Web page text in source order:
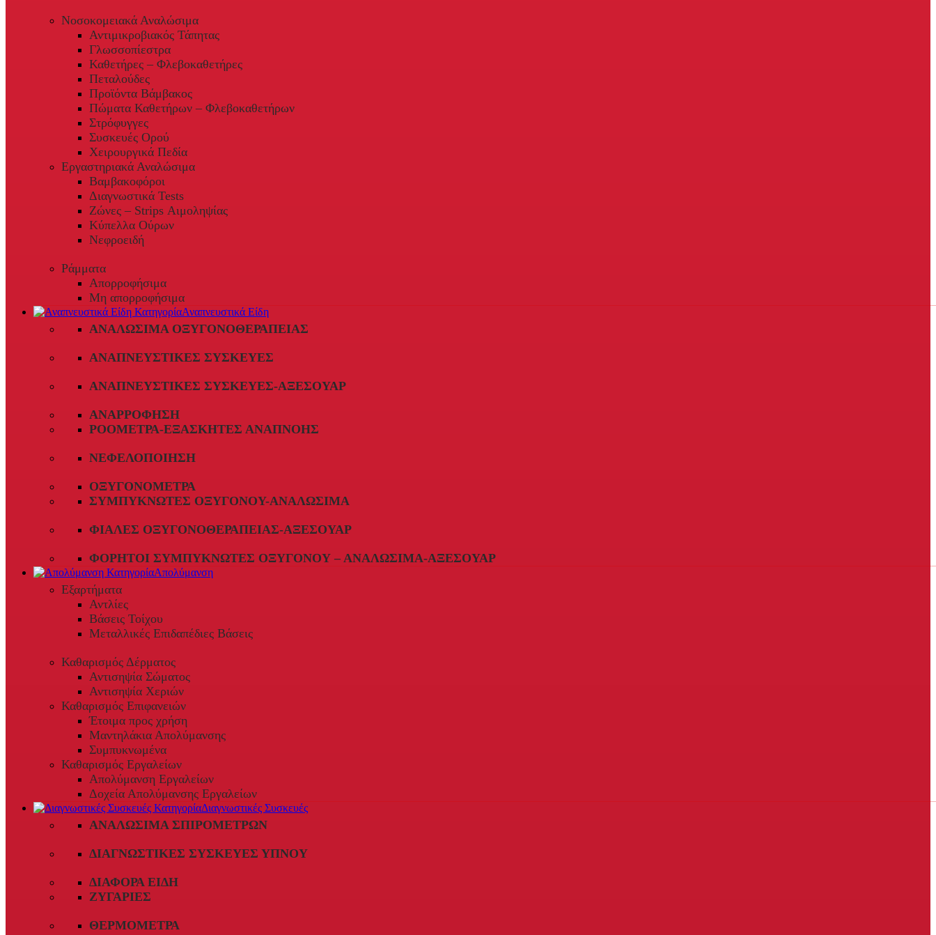
Νοσοκομειακά Αναλώσιμα
Αντιμικροβιακός Τάπητας
Γλωσσοπίεστρα
Καθετήρες – Φλεβοκαθετήρες
Πεταλούδες
Προϊόντα Βάμβακος
Πώματα Καθετήρων – Φλεβοκαθετήρων
Στρόφυγγες
Συσκευές Ορού
Χειρουργικά Πεδία
Εργαστηριακά Αναλώσιμα
Βαμβακοφόροι
Διαγνωστικά Tests
Ζώνες – Strips Αιμοληψίας
Κύπελλα Ούρων
Νεφροειδή
Ράμματα
Απορροφήσιμα
Μη απορροφήσιμα
Αναπνευστικά Είδη
ΑΝΑΛΏΣΙΜΑ ΟΞΥΓΟΝΟΘΕΡΑΠΕΊΑΣ
ΑΝΑΠΝΕΥΣΤΙΚΈΣ ΣΥΣΚΕΥΈΣ
ΑΝΑΠΝΕΥΣΤΙΚΈΣ ΣΥΣΚΕΥΈΣ-ΑΞΕΣΟΥΆΡ
ΑΝΑΡΡΌΦΗΣΗ
ΡΟΌΜΕΤΡΑ-ΕΞΑΣΚΗΤΈΣ ΑΝΑΠΝΟΉΣ
ΝΕΦΕΛΟΠΟΊΗΣΗ
ΟΞΥΓΟΝΌΜΕΤΡΑ
ΣΥΜΠΥΚΝΩΤΈΣ ΟΞΥΓΌΝΟΥ-ΑΝΑΛΏΣΙΜΑ
ΦΙΆΛΕΣ ΟΞΥΓΟΝΟΘΕΡΑΠΕΊΑΣ-ΑΞΕΣΟΥΆΡ
ΦΟΡΗΤΟΊ ΣΥΜΠΥΚΝΩΤΈΣ ΟΞΥΓΌΝΟΥ – ΑΝΑΛΏΣΙΜΑ-ΑΞΕΣΟΥΆΡ
Απολύμανση
Εξαρτήματα
Αντλίες
Βάσεις Τοίχου
Μεταλλικές Επιδαπέδιες Βάσεις
Καθαρισμός Δέρματος
Αντισηψία Σώματος
Αντισηψία Χεριών
Καθαρισμός Επιφανειών
Έτοιμα προς χρήση
Μαντηλάκια Απολύμανσης
Συμπυκνωμένα
Καθαρισμός Εργαλείων
Απολύμανση Εργαλείων
Δοχεία Απολύμανσης Εργαλείων
Διαγνωστικές Συσκευές
ΑΝΑΛΏΣΙΜΑ ΣΠΙΡΟΜΈΤΡΩΝ
ΔΙΑΓΝΩΣΤΙΚΈΣ ΣΥΣΚΕΥΈΣ ΎΠΝΟΥ
ΔΙΆΦΟΡΑ ΕΊΔΗ
ΖΥΓΑΡΙΈΣ
ΘΕΡΜΌΜΕΤΡΑ